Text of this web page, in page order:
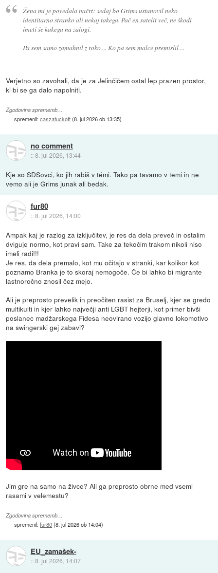
Žena mi je povedala načrt: sedaj bo Grims ustanovil neko
identitarno stranko ali nekaj takega. Pač en satelit več, ne škodi
imeti še kakega na zalogi.
Pa sem samo zamahnil z roko ... Ko pa sem malce premislil ...
Verjetno so zavohali, da je za Jelinčičem ostal lep prazen prostor,
ki bi se ga dalo napolniti.
Zgodovina sprememb…
spremenil:caszafuckoff(8. jul 2026 ob 13:35)
no comment
::8. jul 2026, 13:44
Kje so SDSovci, ko jih rabiš v témi. Tako pa tavamo v temi in ne
vemo ali je Grims junak ali bedak.
fur80
::8. jul 2026, 14:00
Ampak kaj je razlog za izključitev, je res da dela preveč in ostalim
dviguje normo, kot pravi sam. Take za tekočim trakom nikoli niso
imeli radi!!!
Je res, da dela premalo, kot mu očitajo v stranki, kar kolikor kot
poznamo Branka je to skoraj nemogoče. Če bi lahko bi migrante
lastnoročno znosil čez mejo.
Ali je preprosto prevelik in preočiten rasist za Bruselj, kjer se gredo
multikulti in kjer lahko največji anti LGBT hejterji, kot primer bivši
poslanec madžarskega Fidesa neovirano vozijo glavno lokomotivo
na swingerski gej zabavi?
Jim gre na samo na živce? Ali ga preprosto obrne med vsemi
rasami v velemestu?
Zgodovina sprememb…
spremenil:fur80(8. jul 2026 ob 14:04)
EU_zamašek-
::8. jul 2026, 14:07